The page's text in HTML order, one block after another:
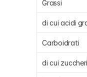
Grassi
di cui acidi
Carboidrati
di cui zuccheri